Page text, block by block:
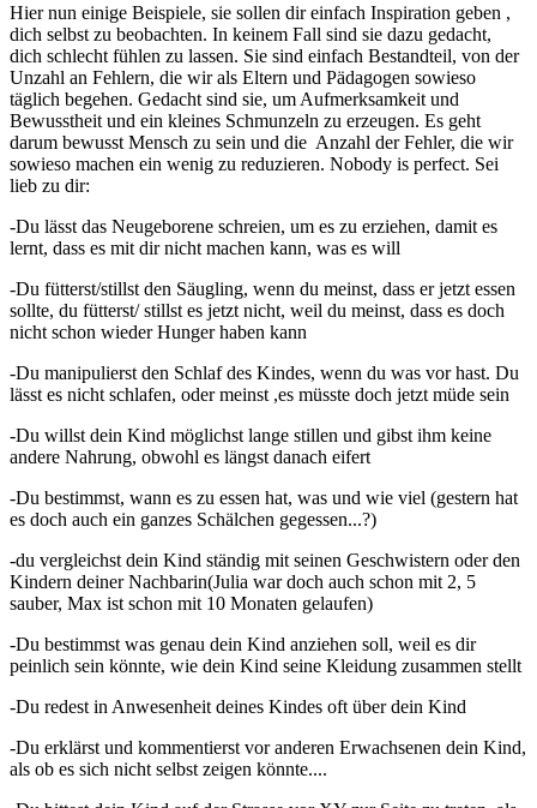
Hier nun einige Beispiele, sie sollen dir einfach Inspiration geben ,
dich selbst zu beobachten. In keinem Fall sind sie dazu gedacht,
dich schlecht fühlen zu lassen. Sie sind einfach Bestandteil, von der
Unzahl an Fehlern, die wir als Eltern und Pädagogen sowieso
täglich begehen. Gedacht sind sie, um Aufmerksamkeit und
Bewusstheit und ein kleines Schmunzeln zu erzeugen. Es geht
darum bewusst Mensch zu sein und die Anzahl der Fehler, die wir
sowieso machen ein wenig zu reduzieren. Nobody is perfect. Sei
lieb zu dir:
-Du lässt das Neugeborene schreien, um es zu erziehen, damit es
lernt, dass es mit dir nicht machen kann, was es will
-Du fütterst/stillst den Säugling, wenn du meinst, dass er jetzt essen
sollte, du fütterst/ stillst es jetzt nicht, weil du meinst, dass es doch
nicht schon wieder Hunger haben kann
-Du manipulierst den Schlaf des Kindes, wenn du was vor hast. Du
lässt es nicht schlafen, oder meinst ,es müsste doch jetzt müde sein
-Du willst dein Kind möglichst lange stillen und gibst ihm keine
andere Nahrung, obwohl es längst danach eifert
-Du bestimmst, wann es zu essen hat, was und wie viel (gestern hat
es doch auch ein ganzes Schälchen gegessen...?)
-du vergleichst dein Kind ständig mit seinen Geschwistern oder den
Kindern deiner Nachbarin(Julia war doch auch schon mit 2, 5
sauber, Max ist schon mit 10 Monaten gelaufen)
-Du bestimmst was genau dein Kind anziehen soll, weil es dir
peinlich sein könnte, wie dein Kind seine Kleidung zusammen stellt
-Du redest in Anwesenheit deines Kindes oft über dein Kind
-Du erklärst und kommentierst vor anderen Erwachsenen dein Kind,
als ob es sich nicht selbst zeigen könnte....